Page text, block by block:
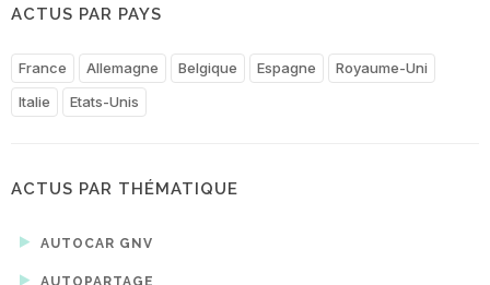
ACTUS PAR PAYS
France Allemagne Belgique Espagne
Royaume-Uni
Italie
Etats-Unis
ACTUS PAR THÉMATIQUE
AUTOCAR GNV
AUTOPARTAGE